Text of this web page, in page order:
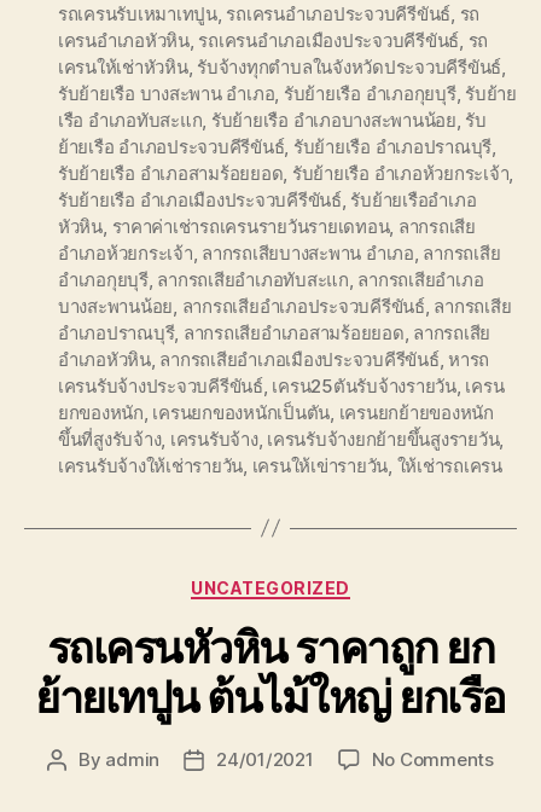
รถเครนรับเหมาเทปูน, รถเครนอำเภอประจวบคีรีขันธ์ รถ
เครนอำเภอหัวหิน, รถเครนอำเภอเมืองประจวบคีรีขันธ์ รถ
เครนให้เช่าหัวหิน, รับจ้างทุกตำบลในจังหวัดประจวบคีรีขันธ์
รับย้ายเรือ บางสะพาน อำเภอ รับย้ายเรือ อำเภอกุยบุรี, รับย้าย
เรือ อำเภอทับสะแก รับย้ายเรือ อำเภอบางสะพานน้อย รับ
ย้ายเรือ อำเภอประจวบคีรีขันธ์, รับย้ายเรือ อำเภอปราณบุรี
รับย้ายเรือ อำเภอสามร้อยยอด รับย้ายเรือ อำเภอห้วยกระเจ้า
รับย้ายเรือ อำเภอเมืองประจวบคีรีขันธ์, รับย้ายเรืออำเภอ
หัวหิน ราคาค่าเช่ารถเครนรายวันรายเดทอน, ลากรถเสีย
อำเภอห้วยกระเจ้า ลากรถเสียบางสะพาน อำเภอ ลากรถเสีย
อำเภอกุยบุรี, ลากรถเสียอำเภอทับสะแก ลากรถเสียอำเภอ
บางสะพานน้อย ลากรถเสียอำเภอประจวบคีรีขันธ์, ลากรถเสีย
อำเภอปราณบุรี, ลากรถเสียอำเภอสามร้อยยอด ลากรถเสีย
อำเภอหัวหิน, ลากรถเสียอำเภอเมืองประจวบคีรีขันธ์,หารถ
เครนรับจ้างประจวบคีรีขันธ์, เครน25ตันรับจ้างรายวัน, เครน
ยกของหนัก เครนยกของหนักเป็นตัน เครนยกย้ายของหนัก
ขึ้นที่สูงรับจ้าง, เครนรับจ้าง, เครนรับจ้างยกย้ายขึ้นสูงรายวัน,
เครนรับจ้างให้เช่ารายวัน เครนให้เข่ารายวัน ให้เช่ารถเครน
Categories
UNCATEGORIZED
รถเครนหัวหิน ราคาถูก ยก
ย้ายเทปูน ต้นไม้ใหญ่ ยกเรือ
Post
By admin
Post24/01/2021 No Commentson